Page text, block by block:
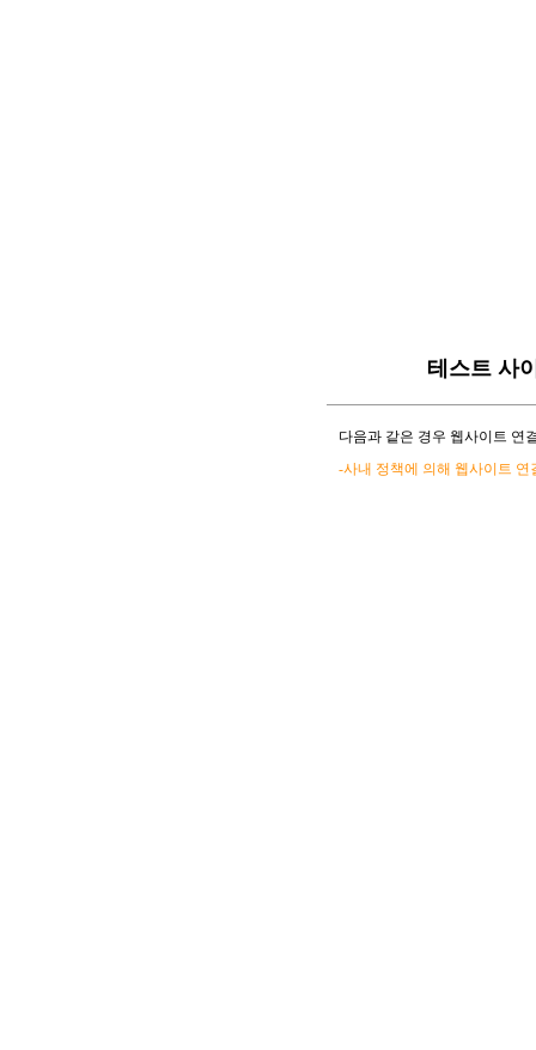
테스트 사
다음과 같은 경우 웹사이트 연
-사내 정책에 의해 웹사이트